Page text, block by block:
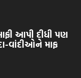
આપી દીધી પણ
વાંદીઓને માફ